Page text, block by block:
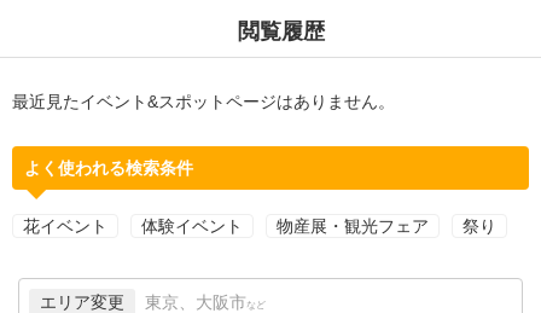
閲覧履歴
最近見たイベント&スポットページはありません。
よく使われる検索条件
花イベント 体験イベント 物産展・観光フェア 祭り
エリア変更 東京、大阪市 など